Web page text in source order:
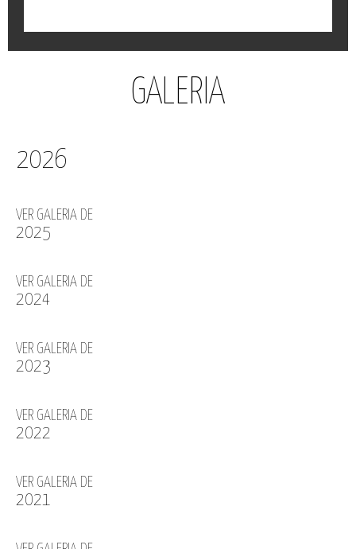
GALERIA
2026
VER GALERIA DE
2025
VER GALERIA DE
2024
VER GALERIA DE
2023
VER GALERIA DE
2022
VER GALERIA DE
2021